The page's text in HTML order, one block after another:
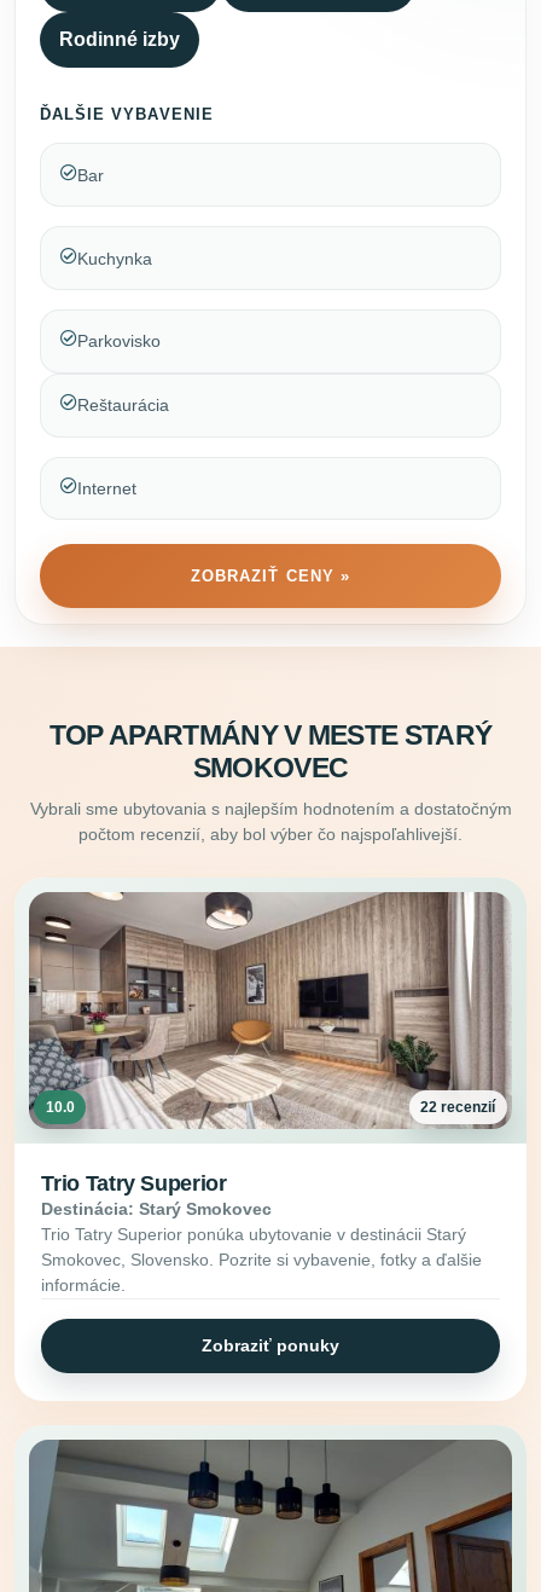
Rodinné izby
ĎALŠIE VYBAVENIE
Bar
Kuchynka
Parkovisko
Reštaurácia
Internet
ZOBRAZIŤ CENY »
TOP APARTMÁNY V MESTE STARÝ
SMOKOVEC
Vybrali sme ubytovania s najlepším hodnotením a dostatočným
počtom recenzií, aby bol výber čo najspoľahlivejší.
10.0 22 recenzií
Trio Tatry Superior
Destinácia: Starý Smokovec
Trio Tatry Superior ponúka ubytovanie v destinácii Starý
Smokovec, Slovensko. Pozrite si vybavenie, fotky a ďalšie
informácie.
Zobraziť ponuky